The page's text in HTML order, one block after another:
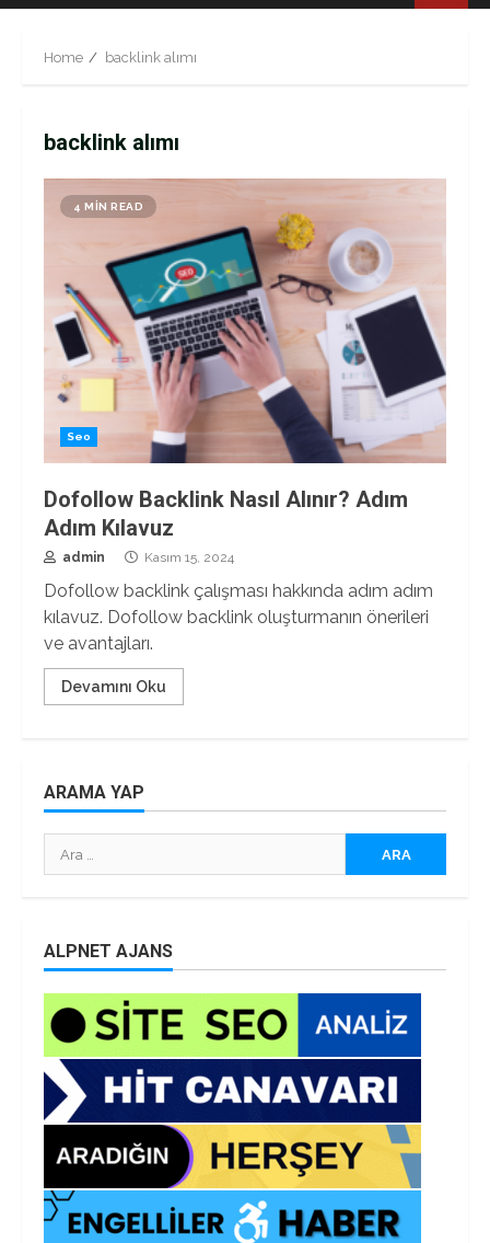
Home backlink alımı
backlink alımı
4 MIN READ
Seo
Dofollow Backlink Nasıl Alınır? Adım
Adım Kılavuz
admin Kasım 15, 2024
Dofollow backlink çalışması hakkında adım adım
kılavuz. Dofollow backlink oluşturmanın önerileri
ve avantajları.
Devamını Oku
ARAMA YAP
Arama:
ALPNET AJANS